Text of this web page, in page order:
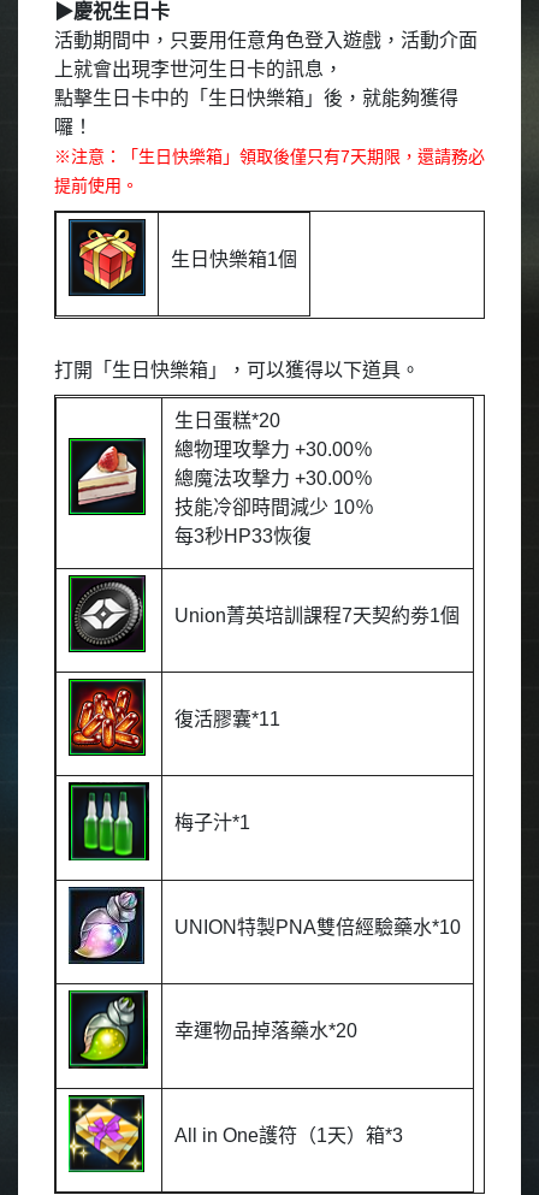
▶慶祝生日卡
活動期間中，只要用任意角色登入遊戲，活動介面
上就會出現李世河生日卡的訊息，
點擊生日卡中的「生日快樂箱」後，就能夠獲得
囉！
※注意：「生日快樂箱」領取後僅只有7天期限，還請務必
提前使用。
生日快樂箱1個
打開「生日快樂箱」，可以獲得以下道具。
生日蛋糕*20
總物理攻撃力 +30.00％
總魔法攻撃力 +30.00％
技能冷卻時間減少 10％
每3秒HP33恢復
Union菁英培訓課程7天契約劵1個
復活膠囊*11
梅子汁*1
UNION特製PNA雙倍經驗藥水*10
幸運物品掉落藥水*20
All in One護符（1天）箱*3